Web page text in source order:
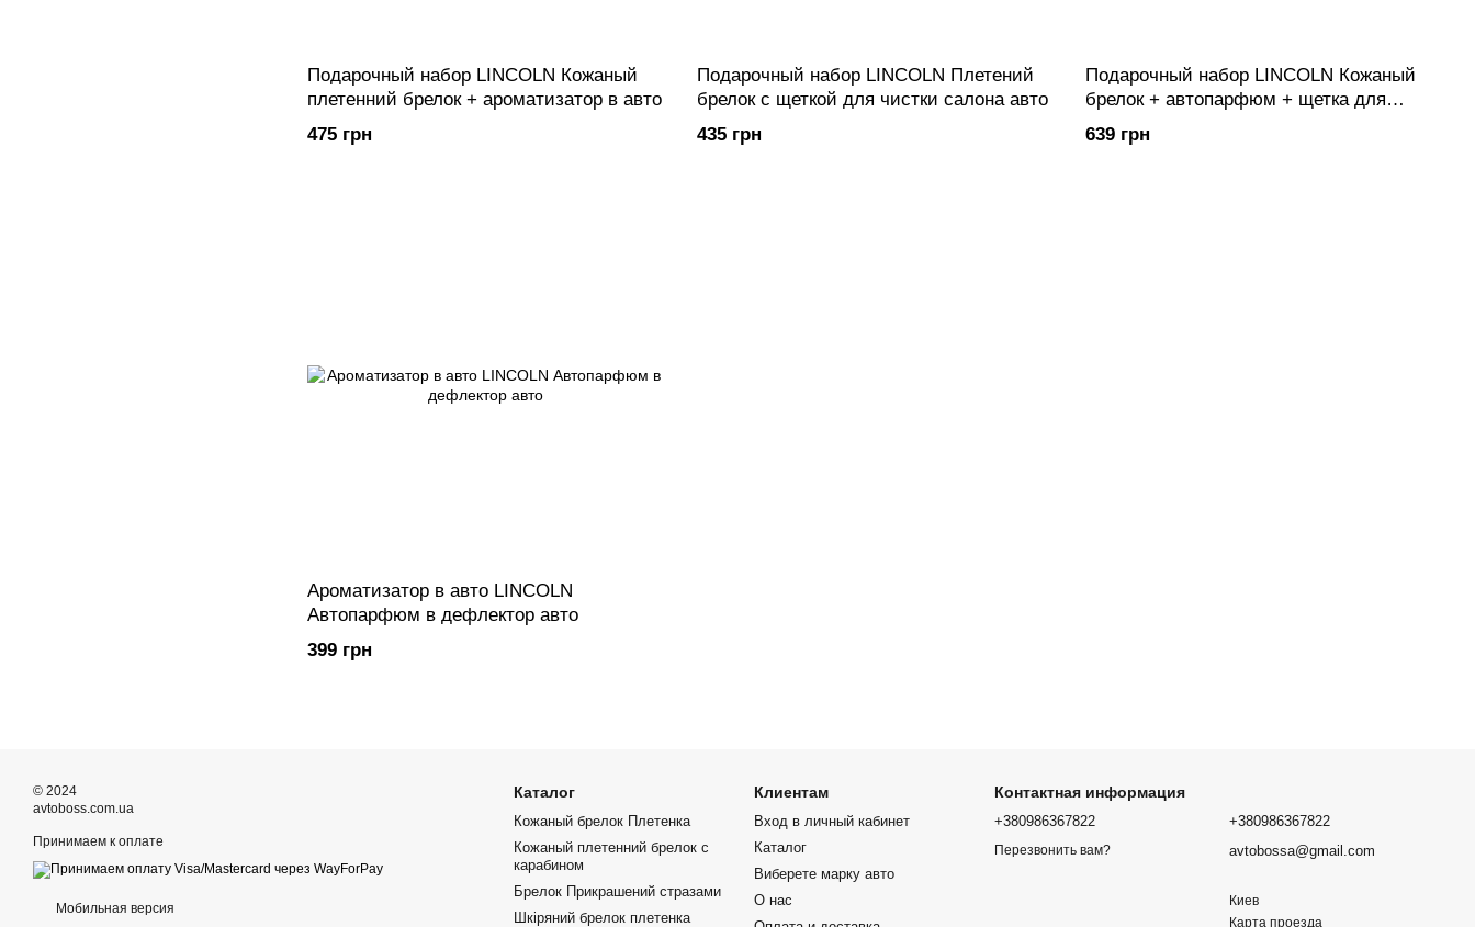
Подарочный набор LINCOLN Кожаный
плетенний брелок + ароматизатор в авто
475 грн
Подарочный набор LINCOLN Плетений
брелок с щеткой для чистки салона авто
435 грн
Подарочный набор LINCOLN Кожаный
брелок + автопарфюм + щетка для
чистки салона
639 грн
Ароматизатор в авто LINCOLN
Автопарфюм в дефлектор авто
399 грн
© 2024
avtoboss.com.ua
Принимаем к оплате
Мобильная версия
Каталог
Кожаный брелок Плетенка
Кожаный плетенний брелок с
карабином
Брелок Прикрашений стразами
Шкіряний брелок плетенка
Клиентам
Вход в личный кабинет
Каталог
Виберете марку авто
О нас
Контактная информация
+380986367822
Перезвонить вам?
+380986367822
avtobossa@gmail.com
Киев
Карта проезда